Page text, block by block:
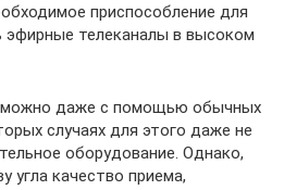
приспособление для
эфирные телеканалы в высоком
можно даже с помощью обычных
случаях для этого даже не
оборудование. Однако,
угла качество приема,